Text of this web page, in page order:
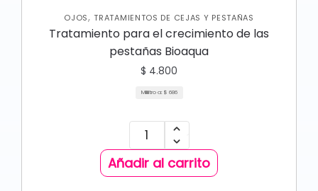
OJOS,TRATAMIENTOS DE CEJAS Y PESTAÑAS
Tratamiento para el crecimiento de las
pestañas Bioaqua
$ 4.800
Mililitro a: $ 686
Añadir al carrito